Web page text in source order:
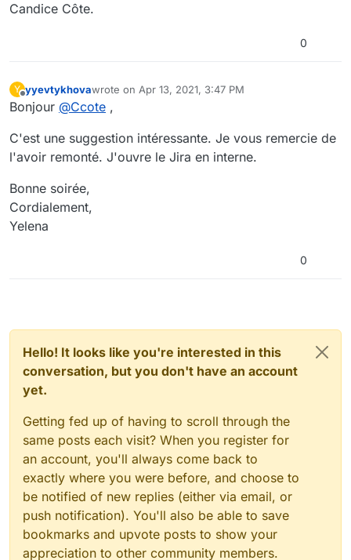
Candice Côte.
0
Y
Offline
yyevtykhovawrote on Apr 13, 2021, 3:47 PM
last edited by
Bonjour @Ccote ,
C'est une suggestion intéressante. Je vous remercie de
l'avoir remonté. J'ouvre le Jira en interne.
Bonne soirée,
Cordialement,
Yelena
0
Hello! It looks like you're interested in this
conversation, but you don't have an account
yet.
Getting fed up of having to scroll through the
same posts each visit? When you register for
an account, you'll always come back to
exactly where you were before, and choose to
be notified of new replies (either via email, or
push notification). You'll also be able to save
bookmarks and upvote posts to show your
appreciation to other community members.